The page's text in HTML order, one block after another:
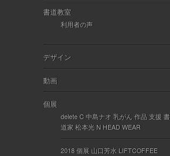
書道教室
利用者の声
デザイン
動画
個展
delete C 中島ナオ 乳がん 作品 支援
道家 松本光 N HEAD WEAR
2018 個展 山口芳水 LIFTCOFFEE